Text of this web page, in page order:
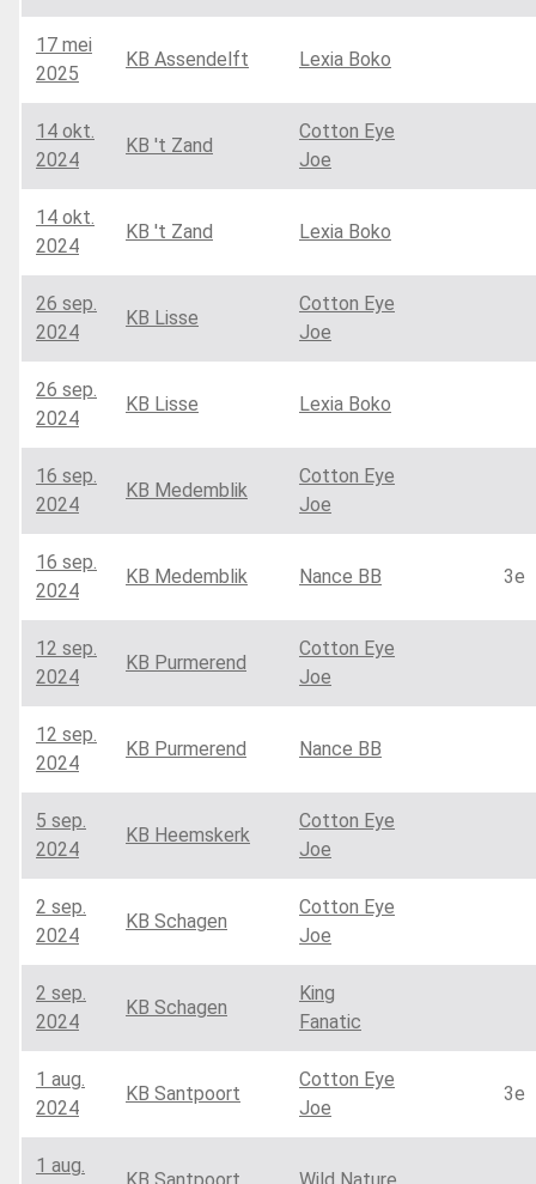
17 mei
2025
KB Assendelft Lexia Boko
14 okt.
2024
KB 't Zand
Cotton Eye
Joe
14 okt.
2024
KB 't Zand Lexia Boko
26 sep.
2024
KB Lisse
Cotton Eye
Joe
26 sep.
2024
KB Lisse Lexia Boko
16 sep.
2024
KB Medemblik
Cotton Eye
Joe
16 sep.
2024
KB Medemblik Nance BB 3e
12 sep.
2024
KB Purmerend
Cotton Eye
Joe
12 sep.
2024
KB Purmerend Nance BB
5 sep.
2024
KB Heemskerk
Cotton Eye
Joe
2 sep.
2024
KB Schagen
Cotton Eye
Joe
2 sep.
2024
KB Schagen
King
Fanatic
1 aug.
2024
KB Santpoort
Cotton Eye
Joe
3e
1 aug.
KB Santpoort Wild Nature